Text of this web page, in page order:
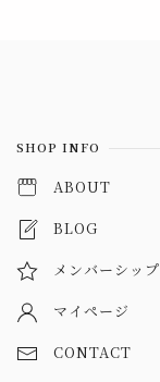
SHOP INFO
ABOUT
BLOG
メンバーシップ
マイページ
CONTACT